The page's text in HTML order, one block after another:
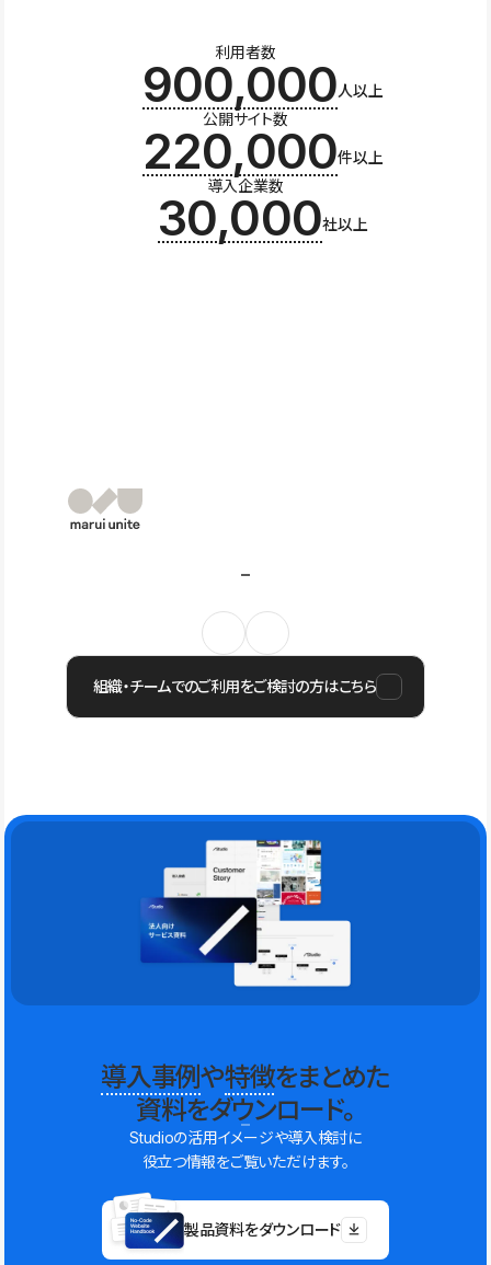
利用者数
900,000人以上
公開サイト数
220,000件以上
導入企業数
30,000社以上
組織・チームでのご利用をご検討の方はこちら
導入事例や特徴をまとめた
資料をダウンロード。
Studioの活用イメージや導入検討に
役立つ情報をご覧いただけます。
製品資料をダウンロード